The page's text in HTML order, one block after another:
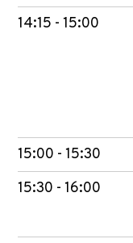
n
14:15 - 15:00
15:00 - 15:30
15:30 - 16:00